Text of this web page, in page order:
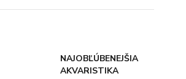
NAJOBĽÚBENEJŠIA
AKVARISTIKA